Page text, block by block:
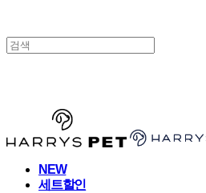
NEW
세트할인